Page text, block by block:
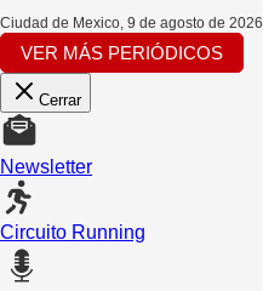
Ciudad de Mexico, 9 de agosto de 2026
VER MÁS PERIÓDICOS
Cerrar
Newsletter
Circuito Running